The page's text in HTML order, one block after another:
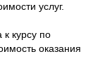
услуг.
курсу по
оказания